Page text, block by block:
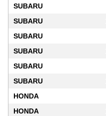
SUBARU
SUBARU
SUBARU
SUBARU
SUBARU
SUBARU
HONDA
HONDA